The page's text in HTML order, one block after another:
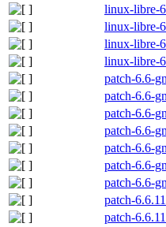
linux-libre-
linux-libre-
linux-libre-
linux-libre-
patch-6.6-
patch-6.6-
patch-6.6-
patch-6.6-
patch-6.6-
patch-6.6-
patch-6.6-
patch-
patch-